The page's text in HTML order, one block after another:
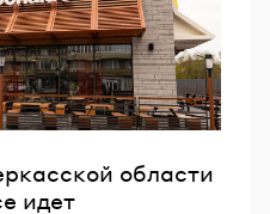
области
идет